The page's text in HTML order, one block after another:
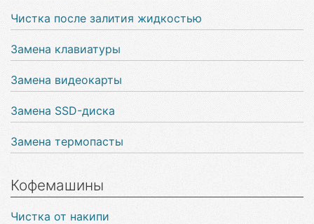
Чистка после залития жидкостью
Замена клавиатуры
Замена видеокарты
Замена SSD-диска
Замена термопасты
Кофемашины
Чистка от накипи